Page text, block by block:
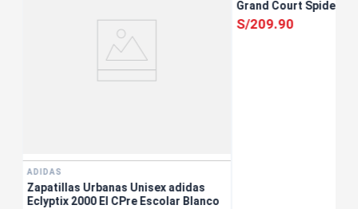
ADIDAS
Zapatillas Urbanas Unisex adidas
Eclyptix 2000 El CPre Escolar Blanco
Grand Court Spider-
Escolar Blanco
S/209.90